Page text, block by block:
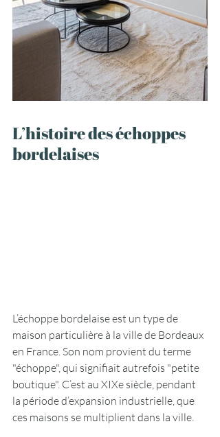
L’histoire des échoppes
bordelaises
L’échoppe bordelaise est un type de
maison particulière à la ville de Bordeaux
en France. Son nom provient du terme
"échoppe", qui signifiait autrefois "petite
boutique". C’est au XIXe siècle, pendant
la période d’expansion industrielle, que
ces maisons se multiplient dans la ville.